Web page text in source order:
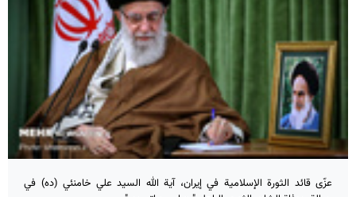
عزّى قائد الثورة الإسلامية في إيران، آية الله السيد علي خامنئي (ده) في